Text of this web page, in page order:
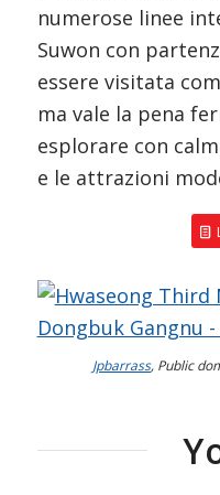
numerose linee
Suwon con
essere visitata
ma vale la pena
esplorare con
e le attrazioni
Jpbarrass, Public